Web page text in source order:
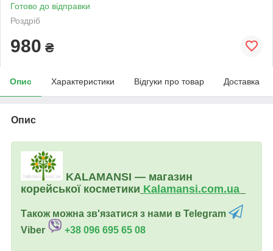
Готово до відправки
Роздріб
980 ₴
Опис Характеристики Відгуки про товар Доставка
Опис
KALAMANSI — магазин
корейської косметики Kalamansi.com.ua
Також можна зв'язатися з нами в Telegram
Viber
+38 096 695 65 08